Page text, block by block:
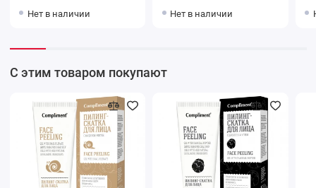
Нет в наличии
против морщин,7мл
Нет в наличии
С этим товаром покупают